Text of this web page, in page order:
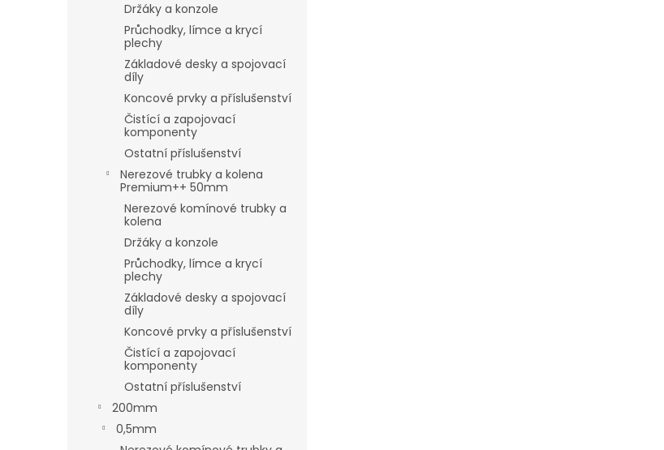
Držáky a konzole
Průchodky, límce a krycí
plechy
Základové desky a spojovací
díly
Koncové prvky a příslušenství
Čistící a zapojovací
komponenty
Ostatní příslušenství
Nerezové trubky a kolena
Premium++ 50mm
Nerezové komínové trubky a
kolena
Držáky a konzole
Průchodky, límce a krycí
plechy
Základové desky a spojovací
díly
Koncové prvky a příslušenství
Čistící a zapojovací
komponenty
Ostatní příslušenství
200mm
0,5mm